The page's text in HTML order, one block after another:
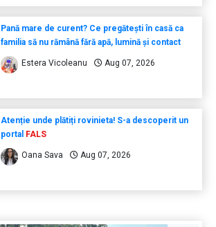
Pană mare de curent? Ce pregătești în casă ca
familia să nu rămână fără apă, lumină și contact
Estera Vicoleanu Aug 07, 2026
Atenție unde plătiți rovinieta! S-a descoperit un
portal FALS
Oana Sava Aug 07, 2026